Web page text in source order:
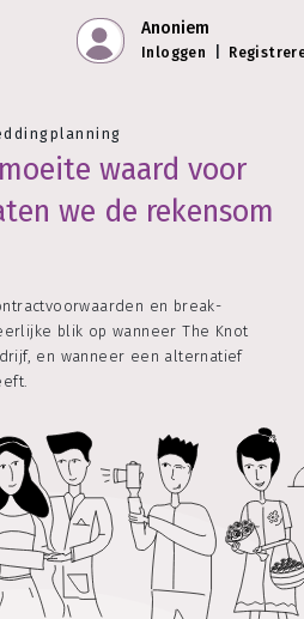
Anoniem
Inloggen
waard voor
we de rekensom
en break-
blik op wanneer The Knot
en wanneer een alternatief